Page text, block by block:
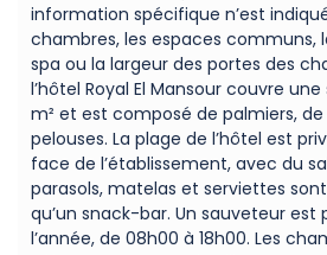
information spécifique n’est
chambres, les espaces communs,
spa ou la largeur des portes des
l’hôtel Royal El Mansour couvre
m² et est composé de palmiers,
pelouses. La plage de l’hôtel est
face de l’établissement, avec du
parasols, matelas et serviettes
qu’un snack-bar. Un sauveteur
l’année, de 08h00 à 18h00. Les